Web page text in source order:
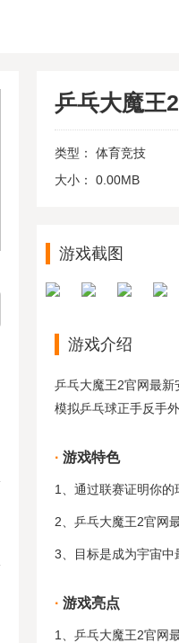
乒乓大魔王2
类型： 体育竞技
大小：
0.00MB
游戏截图
游戏介绍
乒乓大魔王2官网最
模拟乒乓球正手反手
游戏特色
1、通过联赛证明你
2、乒乓大魔王2官网
3、目标是成为宇宙
游戏亮点
1、乒乓大魔王2官网